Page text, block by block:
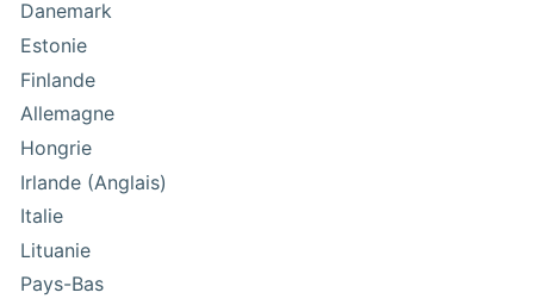
Danemark
Estonie
Finlande
Allemagne
Hongrie
Irlande (Anglais)
Italie
Lituanie
Pays-Bas